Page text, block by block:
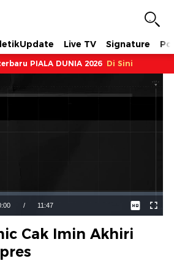
Live TV Signature
PIALA DUNIA 2026 Di Sini
/ Durasi
11:47
Cak Imin Akhiri